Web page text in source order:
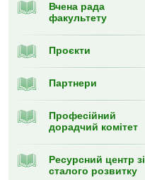
Вчена рада
факультету
Проєкти
Партнери
Професійний
дорадчий комітет
Ресурсний центр зі
сталого розвитку